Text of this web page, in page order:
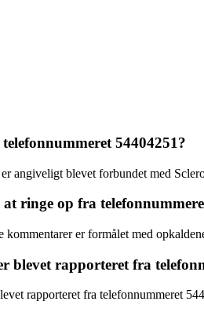
54404251?
angiveligt blevet forbundet med
ringe op fra
kommentarer er formålet med
blevet rapporteret fra
rapporteret fra telefonnummeret